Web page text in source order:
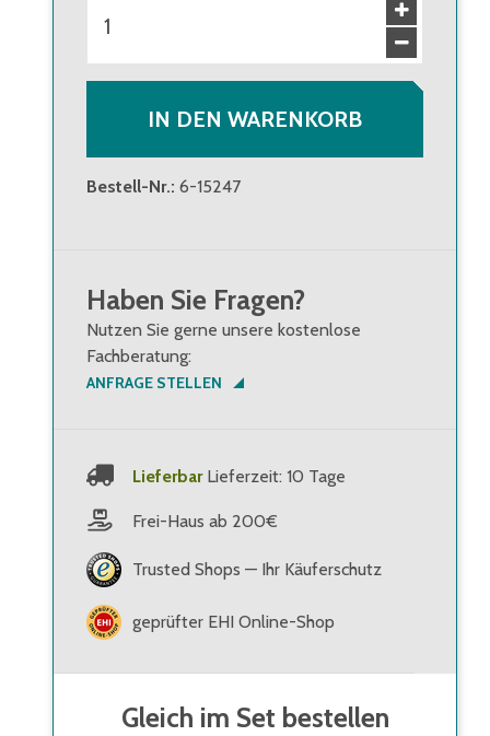
IN DEN WARENKORB
Bestell-Nr.: 6-15247
Haben Sie Fragen?
Nutzen Sie gerne unsere kostenlose
Fachberatung:
ANFRAGE STELLEN
Lieferbar Lieferzeit: 10 Tage
Frei-Haus ab 200€
Trusted Shops — Ihr Käuferschutz
geprüfter EHI Online-Shop
Gleich im Set bestellen